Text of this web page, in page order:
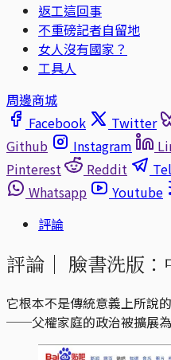
返工這回事
不重磅記者自留地
女人沒有國家？
工具人
周邊商城
Facebook
Twitter
Github
Instagram
Pinterest
Reddit
Whatsapp
Youtube
評論
評論｜ 臉書洗版
它根本不是傳統意義上所說
──父權家庭的政治被擴展為